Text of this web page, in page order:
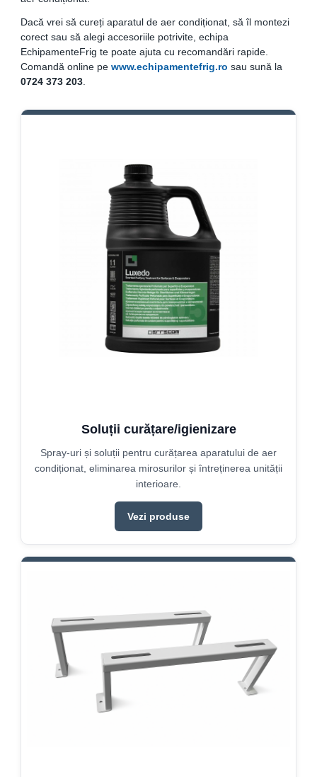
REZISTENTE SILICONICE
Uleiuri
Ventilatoare
Ventilatoare EbmPapst
Ventilatoare turbina
Compresoare Jiaxipera
Dacă vrei să cureți aparatul de aer condiționat, să îl montezi
corect sau să alegi accesoriile potrivite, echipa
EchipamenteFrig te poate ajuta cu recomandări rapide.
Comandă online pe www.echipamentefrig.ro sau sună la
0724 373 203
Soluții curățare/igienizare
Spray-uri și soluții pentru curățarea aparatului de aer
condiționat, eliminarea mirosurilor și întreținerea unității
interioare.
Vezi produse